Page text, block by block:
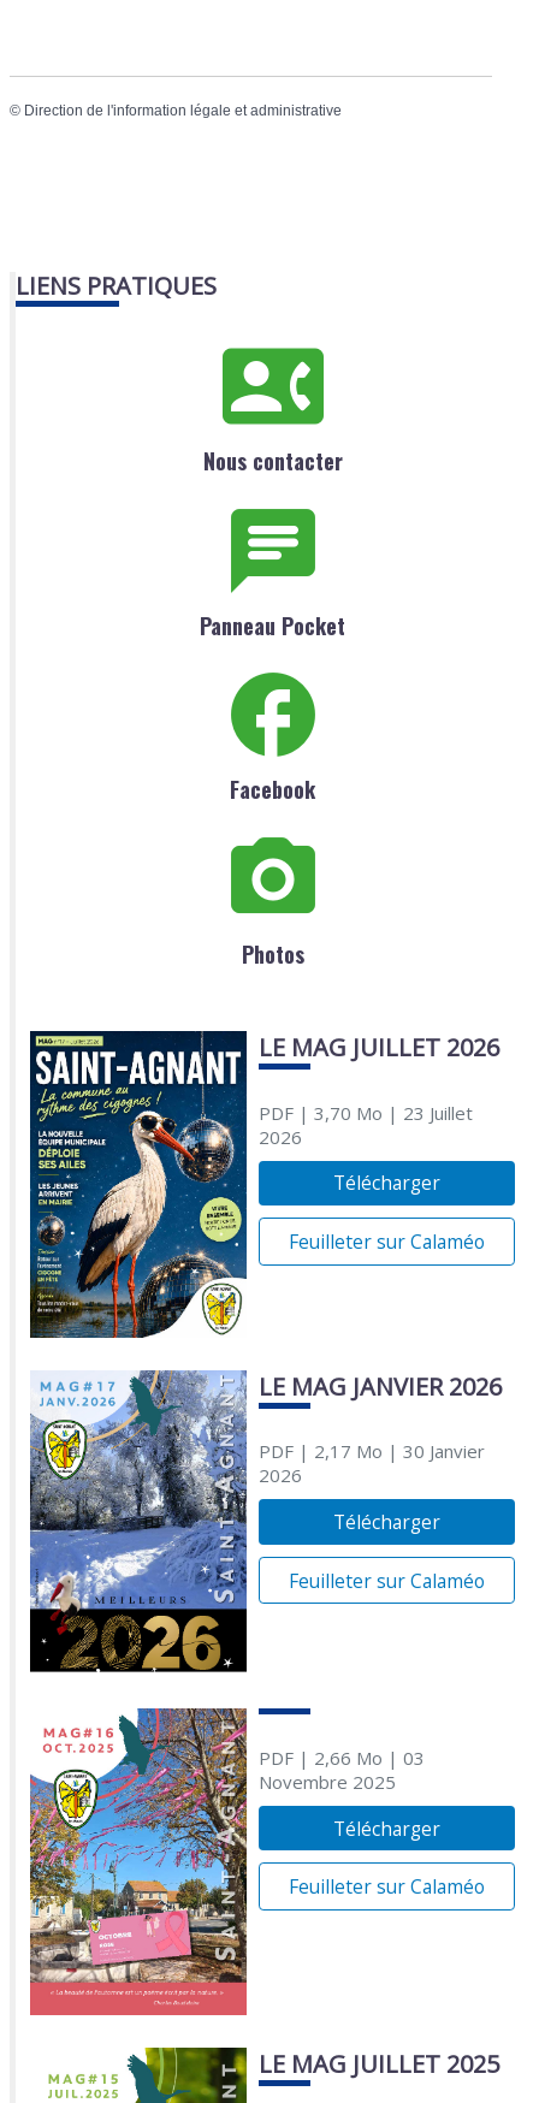
© Direction de l'information légale et administrative
LIENS PRATIQUES
Nous contacter
Panneau Pocket
Facebook
Photos
LE MAG JUILLET 2026
PDF| 3,70 Mo | 23 Juillet
2026
Télécharger
Feuilleter sur Calaméo
LE MAG JANVIER 2026
PDF| 2,17 Mo | 30 Janvier
2026
Télécharger
Feuilleter sur Calaméo
PDF| 2,66 Mo | 03
Novembre 2025
Télécharger
Feuilleter sur Calaméo
LE MAG JUILLET 2025